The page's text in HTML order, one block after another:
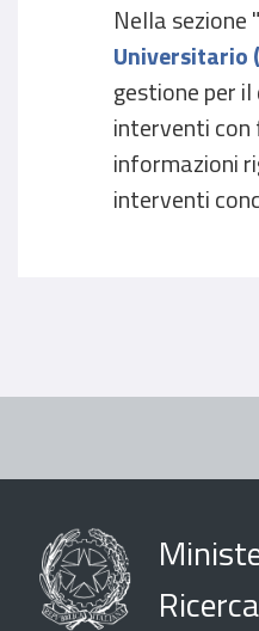
Nella
Universitario
gestione per
interventi con
informazioni
interventi
Ricerca